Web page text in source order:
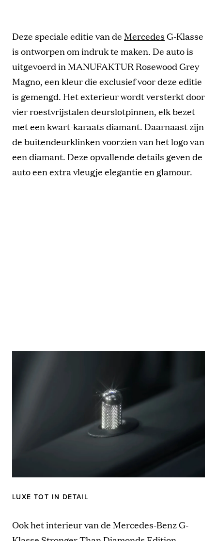
Deze speciale editie van de MercedesG-Klasse
is ontworpen om indruk te maken. De auto is
uitgevoerd in MANUFAKTUR Rosewood Grey
Magno, een kleur die exclusief voor deze editie
is gemengd. Het exterieur wordt versterkt door
vier roestvrijstalen deurslotpinnen, elk bezet
met een kwart-karaats diamant. Daarnaast zijn
de buitendeurklinken voorzien van het logo van
een diamant. Deze opvallende details geven de
auto een extra vleugje elegantie en glamour.
LUXE TOT IN DETAIL
Ook het interieur van de Mercedes-Benz G-